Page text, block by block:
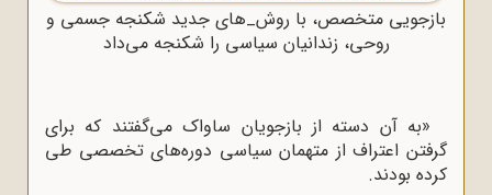
بازجویی متخصص، با روش_های جدید شکنجه جسمی و
روحی، زندانیان سیاسی را شکنجه می‌داد
«به آن دسته از بازجویان ساواک می‌گفتند که برای
گرفتن اعتراف از متهمان سیاسی دوره‌های تخصصی طی
کرده بودند.